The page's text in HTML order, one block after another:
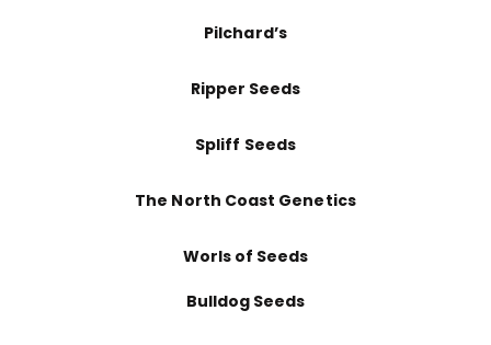
Pilchard’s
Ripper Seeds
Spliff Seeds
The North Coast Genetics
Worls of Seeds
Bulldog Seeds